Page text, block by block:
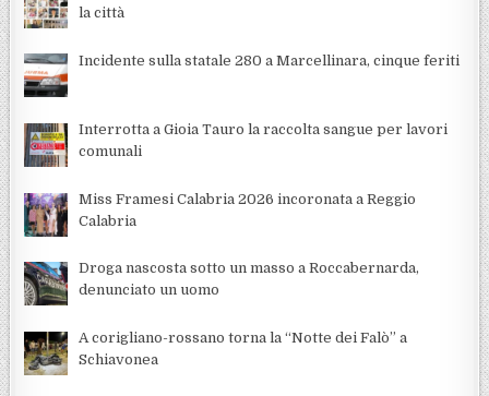
la città
Incidente sulla statale 280 a Marcellinara, cinque feriti
Interrotta a Gioia Tauro la raccolta sangue per lavori
comunali
Miss Framesi Calabria 2026 incoronata a Reggio
Calabria
Droga nascosta sotto un masso a Roccabernarda,
denunciato un uomo
A corigliano-rossano torna la “Notte dei Falò” a
Schiavonea